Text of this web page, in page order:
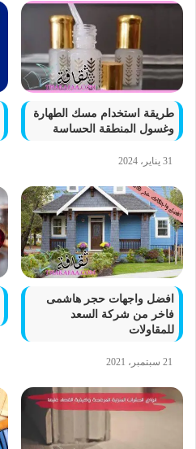
طريقة استخدام مسك الطهارة
وغسول المنطقة الحساسة
31 يناير، 2024
افضل واجهات حجر هاشمى
فاخر من شركة السعد
للمقاولات
21 سبتمبر، 2021